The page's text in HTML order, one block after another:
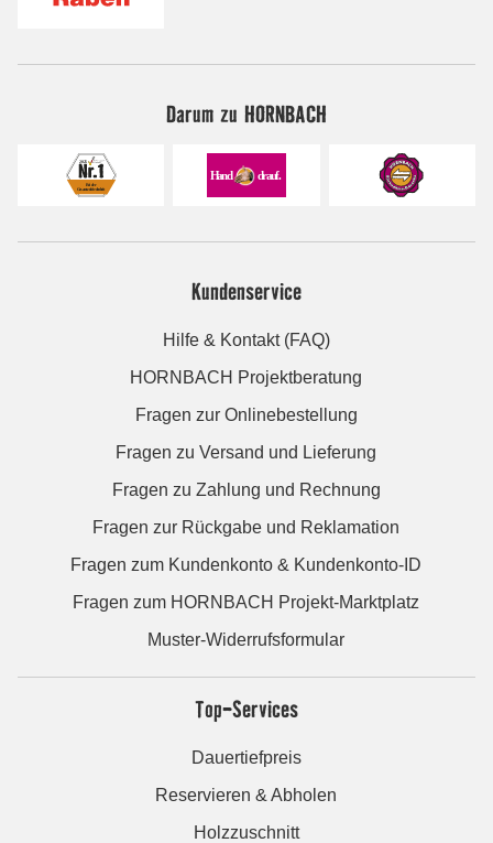
Darum zu HORNBACH
Kundenservice
Hilfe & Kontakt (FAQ)
HORNBACH Projektberatung
Fragen zur Onlinebestellung
Fragen zu Versand und Lieferung
Fragen zu Zahlung und Rechnung
Fragen zur Rückgabe und Reklamation
Fragen zum Kundenkonto & Kundenkonto-ID
Fragen zum HORNBACH Projekt-Marktplatz
Muster-Widerrufsformular
Top-Services
Dauertiefpreis
Reservieren & Abholen
Holzzuschnitt